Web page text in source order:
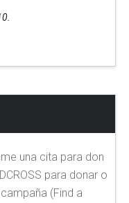
una cita para don
para donar o
(Find a